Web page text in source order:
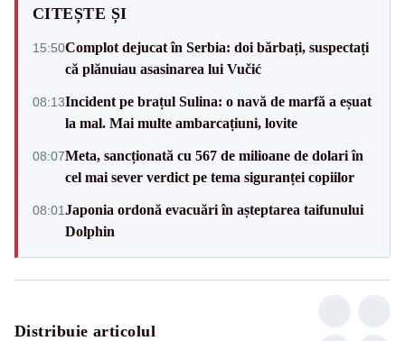
CITEȘTE ȘI
15:50Complot dejucat în Serbia: doi bărbați, suspectați
că plănuiau asasinarea lui Vučić
08:13Incident pe brațul Sulina: o navă de marfă a eșuat
la mal. Mai multe ambarcațiuni, lovite
08:07Meta, sancționată cu 567 de milioane de dolari în
cel mai sever verdict pe tema siguranței copiilor
08:01Japonia ordonă evacuări în așteptarea taifunului
Dolphin
Distribuie articolul